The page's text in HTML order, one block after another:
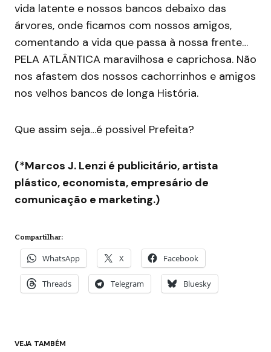
vida latente e nossos bancos debaixo das
árvores, onde ficamos com nossos amigos,
comentando a vida que passa à nossa frente…
PELA ATLÂNTICA maravilhosa e caprichosa. Não
nos afastem dos nossos cachorrinhos e amigos
nos velhos bancos de longa História.
Que assim seja…é possivel Prefeita?
(*Marcos J. Lenzi é publicitário, artista
plástico, economista, empresário de
comunicação e marketing.)
Compartilhar:
WhatsApp X Facebook
Threads Telegram Bluesky
VEJA TAMBÉM